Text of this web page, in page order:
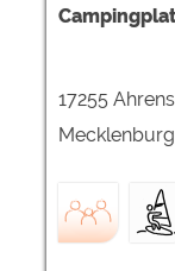
17255